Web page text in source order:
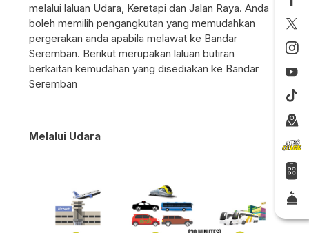
melalui laluan Udara, Keretapi dan Jalan Raya. Anda
boleh memilih pengangkutan yang memudahkan
pergerakan anda apabila melawat ke Bandar
Seremban. Berikut merupakan laluan butiran
berkaitan kemudahan yang disediakan ke Bandar
Seremban
Melalui Udara